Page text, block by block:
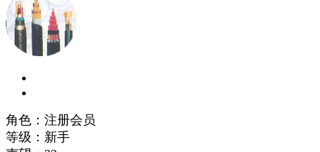
角色：注册会员
等级：新手